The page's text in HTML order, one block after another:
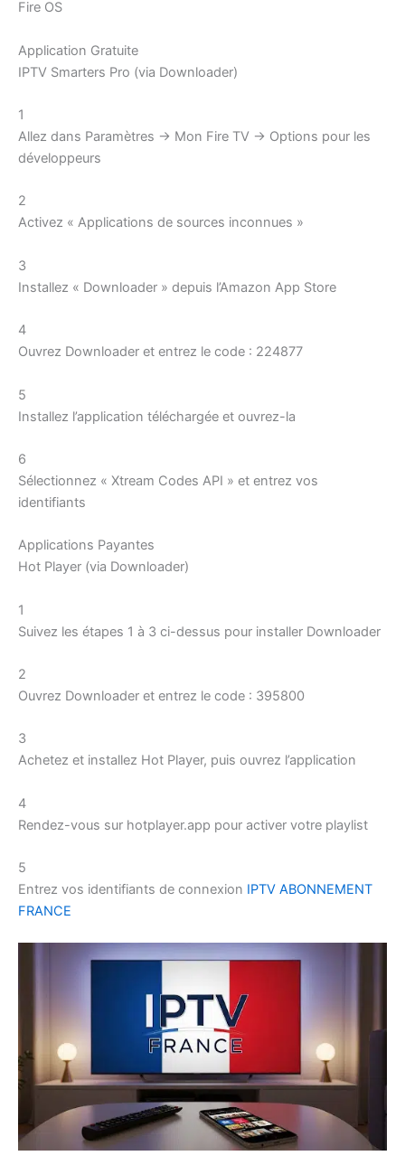
Fire OS
Application Gratuite
IPTV Smarters Pro (via Downloader)
1
Allez dans Paramètres → Mon Fire TV → Options pour les
développeurs
2
Activez « Applications de sources inconnues »
3
Installez « Downloader » depuis l’Amazon App Store
4
Ouvrez Downloader et entrez le code : 224877
5
Installez l’application téléchargée et ouvrez-la
6
Sélectionnez « Xtream Codes API » et entrez vos
identifiants
Applications Payantes
Hot Player (via Downloader)
1
Suivez les étapes 1 à 3 ci-dessus pour installer Downloader
2
Ouvrez Downloader et entrez le code : 395800
3
Achetez et installez Hot Player, puis ouvrez l’application
4
Rendez-vous sur hotplayer.app pour activer votre playlist
5
Entrez vos identifiants de connexion IPTV ABONNEMENT
FRANCE